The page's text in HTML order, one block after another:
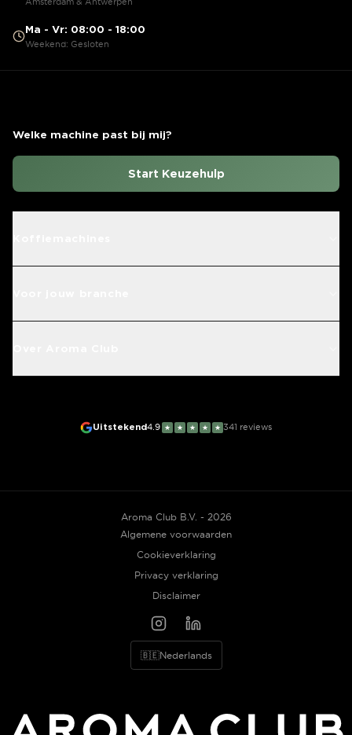
Ma - Vr: 08:00 - 18:00
Weekend: Gesloten
Welke machine past bij mij?
Start Keuzehulp
Uitstekend4.9 ★ ★ ★ ★ ★ 341 reviews
Aroma Club B.V. - 2026
Algemene voorwaarden
Cookieverklaring
Privacy verklaring
Disclaimer
🇧🇪Nederlands